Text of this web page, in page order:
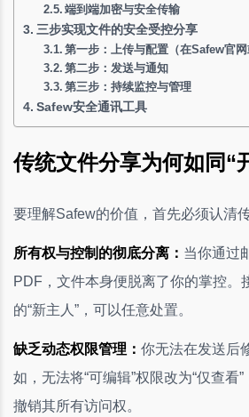
端到端加密与安全传输
三步实现文件的安全受控分享
第一步：上传与配置（在Safew官网
第二步：发送与通知
第三步：持续监控与管理
Safew安全通讯工具
传统文件分享为何如同“
要理解Safew的价值，首先必须认清
所有权与控制的彻底分离： 当你通过
PDF，文件本身便脱离了你的掌控。
的“新主人”，可以任意处置。
缺乏动态权限管理： 你无法在发送后
如，无法将“可编辑”权限改为“仅查看
撤销其所有访问权。